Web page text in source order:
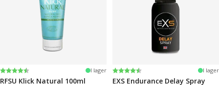
Betyg:
4.2 utav 5 stjärnor I lager
RFSU Klick Natural 100ml
Betyg:
4.3 utav 5 stjärnor I lager
EXS Endurance Delay Spray